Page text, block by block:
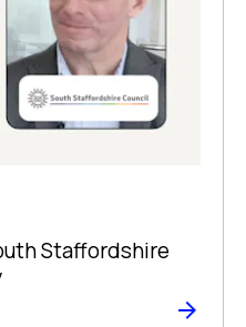
Staffordshire